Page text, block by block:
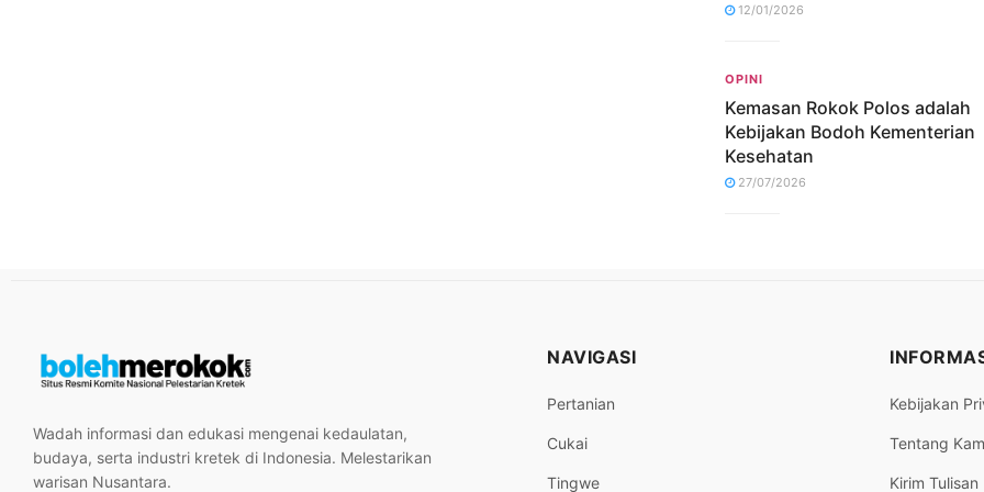
12/01/2026
OPINI
Kemasan Rokok Polos adalah
Kebijakan Bodoh Kementerian
Kesehatan
27/07/2026
Wadah informasi dan edukasi mengenai kedaulatan,
budaya, serta industri kretek di Indonesia. Melestarikan
warisan Nusantara.
NAVIGASI
Pertanian
Cukai
Tingwe
Kebijakan
Tentang
Kirim Tulisan